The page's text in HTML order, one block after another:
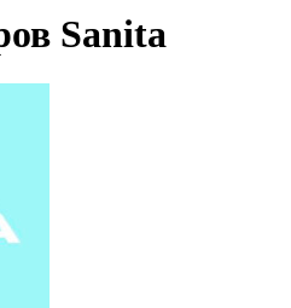
Sanita